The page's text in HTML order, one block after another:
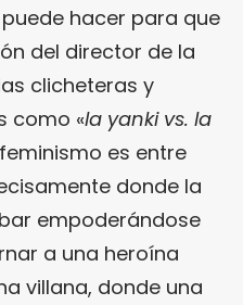
hacer para que
del director de la
clicheteras y
como «la yanki vs. la
es entre
donde la
empoderándose
a una heroína
villana, donde una